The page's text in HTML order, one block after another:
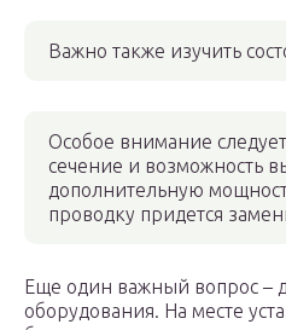
Важно также изучить
Особое внимание
сечение и возможность
дополнительную
проводку придется
Еще один важный вопрос –
оборудования. На месте